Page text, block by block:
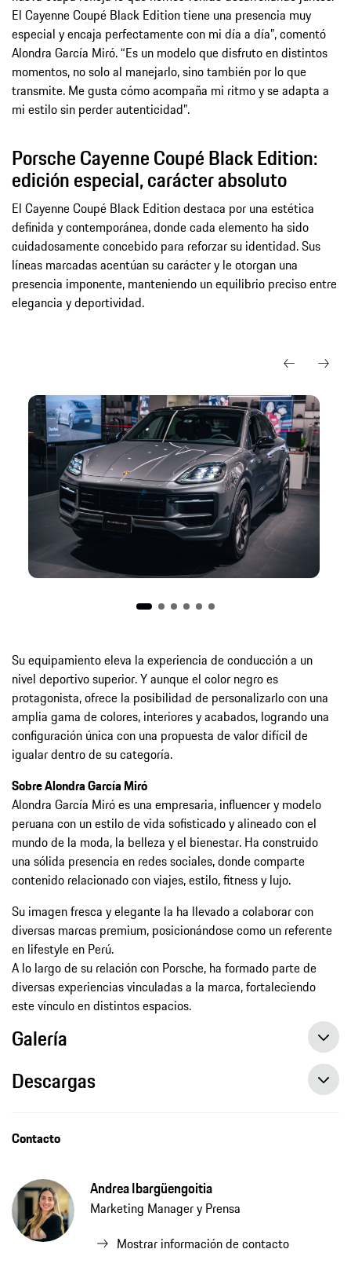
El Cayenne Coupé Black Edition tiene una presencia muy
especial y encaja perfectamente con mi día a día”, comentó
Alondra García Miró. “Es un modelo que disfruto en distintos
momentos, no solo al manejarlo, sino también por lo que
transmite. Me gusta cómo acompaña mi ritmo y se adapta a
mi estilo sin perder autenticidad”.
Porsche Cayenne Coupé Black Edition:
edición especial, carácter absoluto
El Cayenne Coupé Black Edition destaca por una estética
definida y contemporánea, donde cada elemento ha sido
cuidadosamente concebido para reforzar su identidad. Sus
líneas marcadas acentúan su carácter y le otorgan una
presencia imponente, manteniendo un equilibrio preciso entre
elegancia y deportividad.
Su equipamiento eleva la experiencia de conducción a un
nivel deportivo superior. Y aunque el color negro es
protagonista, ofrece la posibilidad de personalizarlo con una
amplia gama de colores, interiores y acabados, logrando una
configuración única con una propuesta de valor difícil de
igualar dentro de su categoría.
Sobre Alondra García Miró
Alondra García Miró es una empresaria, influencer y modelo
peruana con un estilo de vida sofisticado y alineado con el
mundo de la moda, la belleza y el bienestar. Ha construido
una sólida presencia en redes sociales, donde comparte
contenido relacionado con viajes, estilo, fitness y lujo.
Su imagen fresca y elegante la ha llevado a colaborar con
diversas marcas premium, posicionándose como un referente
en lifestyle en Perú.
A lo largo de su relación con Porsche, ha formado parte de
diversas experiencias vinculadas a la marca, fortaleciendo
este vínculo en distintos espacios.
Galería
Descargas
Contacto
Andrea Ibargüengoitia
Marketing Manager y Prensa
Mostrar información de contacto